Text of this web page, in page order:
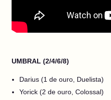
UMBRAL (2/4/6/8)
Darius (1 de ouro, Duelista)
Yorick (2 de ouro, Colossal)